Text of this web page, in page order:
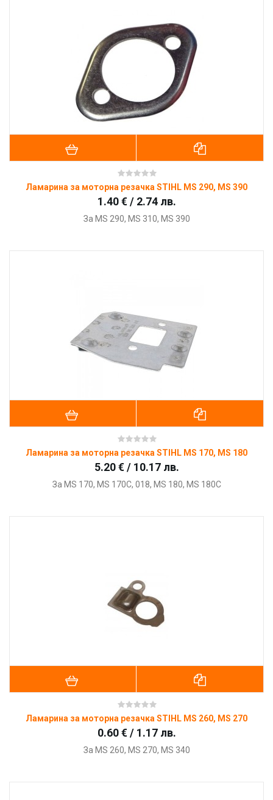
Ламарина за моторна резачка STIHL MS 290, MS 390
1.40 € / 2.74 лв.
За MS 290, MS 310, MS 390
Ламарина за моторна резачка STIHL MS 170, MS 180
5.20 € / 10.17 лв.
За MS 170, MS 170C, 018, MS 180, MS 180C
Ламарина за моторна резачка STIHL MS 260, MS 270
0.60 € / 1.17 лв.
За MS 260, MS 270, MS 340